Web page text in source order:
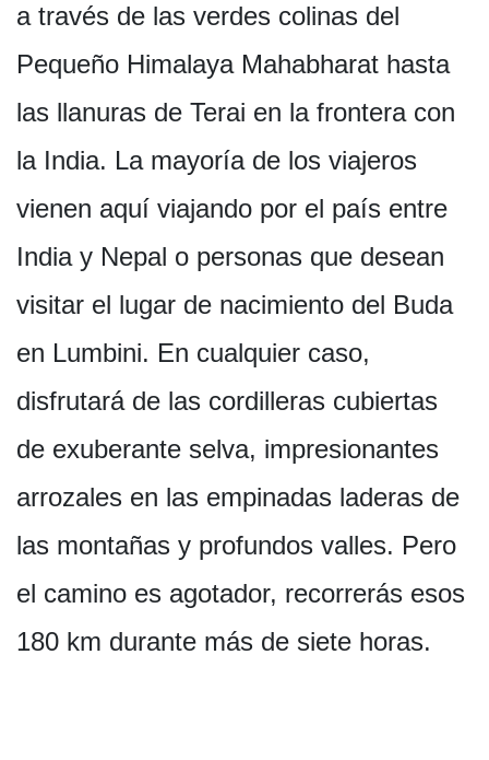
a través de las verdes colinas del
Pequeño Himalaya Mahabharat hasta
las llanuras de Terai en la frontera con
la India. La mayoría de los viajeros
vienen aquí viajando por el país entre
India y Nepal o personas que desean
visitar el lugar de nacimiento del Buda
en Lumbini. En cualquier caso,
disfrutará de las cordilleras cubiertas
de exuberante selva, impresionantes
arrozales en las empinadas laderas de
las montañas y profundos valles. Pero
el camino es agotador, recorrerás esos
180 km durante más de siete horas.